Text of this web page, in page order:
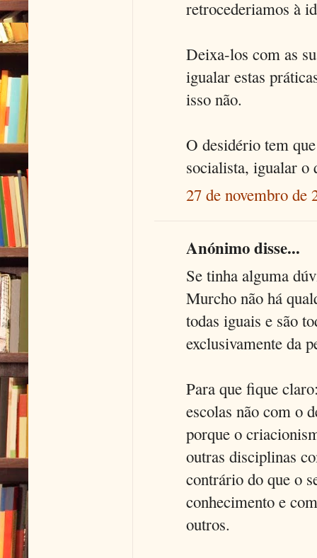
retrocederiamos à
Deixa-los com as
igualar estas
isso não.
O desidério tem
socialista, igualar o
27 de novembro de
Anónimo disse...
Se tinha alguma
Murcho não há
todas iguais e são
exclusivamente da
Para que fique
escolas não com o
porque o
outras disciplinas
contrário do que o
conhecimento e
outros.